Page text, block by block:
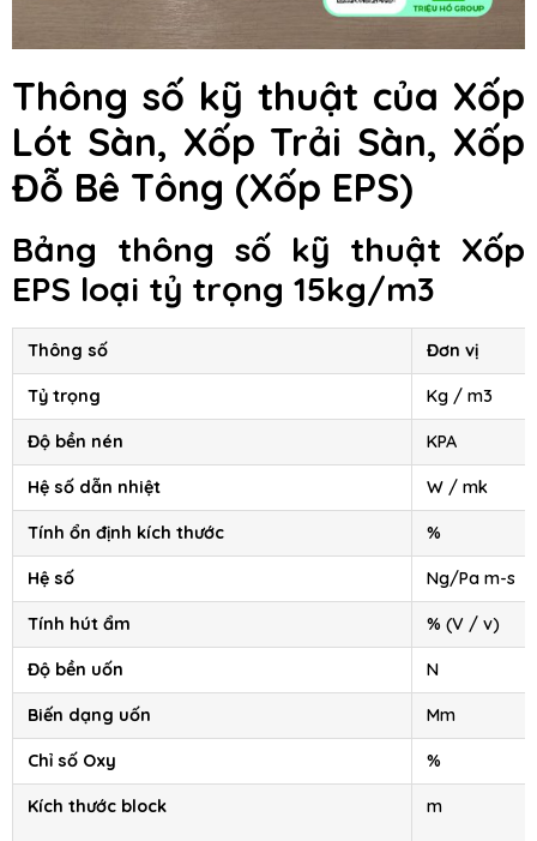
Thông số kỹ thuật của Xốp
Lót Sàn, Xốp Trải Sàn, Xốp
Đỗ Bê Tông (Xốp EPS)
Bảng thông số kỹ thuật Xốp
EPS loại tỷ trọng 15kg/m3
Thông số Đơn vị
Tỷ trọng Kg / m3
Độ bền nén KPA
Hệ số dẫn nhiệt W / mk
Tính ổn định kích thước %
Hệ số Ng/Pa m-s
Tính hút ẩm % (V / v)
Độ bền uốn N
Biến dạng uốn Mm
Chỉ số Oxy %
Kích thước block m